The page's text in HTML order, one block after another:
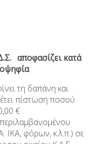
αποφασίζει κατά
τη δαπάνη και
πίστωση ποσού
€
ΙΚΑ, φόρων, κ.λ.π.) σε